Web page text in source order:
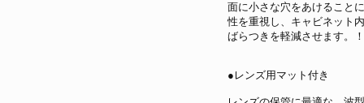
面に小さな穴をあけること
性を重視し、キャビネット
ばらつきを軽減させます。
●レンズ用マット付き